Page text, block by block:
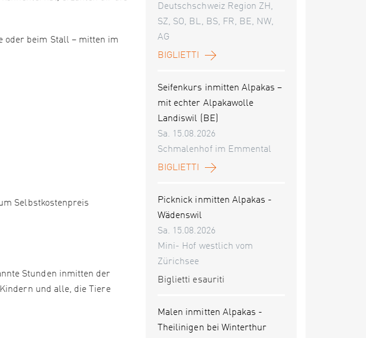
oder beim Stall – mitten im
Selbstkostenpreis
Stunden inmitten der
und alle, die Tiere
Deutschschweiz Region ZH,
SZ, SO, BL, BS, FR, BE, NW,
AG
BIGLIETTI
Seifenkurs inmitten Alpakas –
mit echter Alpakawolle
Landiswil (BE)
Sa. 15.08.2026
Schmalenhof im Emmental
BIGLIETTI
Picknick inmitten Alpakas -
Wädenswil
Sa. 15.08.2026
Mini- Hof westlich vom
Zürichsee
Biglietti esauriti
Malen inmitten Alpakas -
Theilinigen bei Winterthur